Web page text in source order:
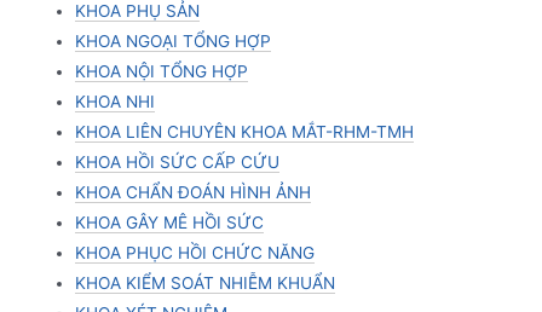
KHOA PHỤ SẢN
KHOA NGOẠI TỔNG HỢP
KHOA NỘI TỔNG HỢP
KHOA NHI
KHOA LIÊN CHUYÊN KHOA MẮT-RHM-TMH
KHOA HỒI SỨC CẤP CỨU
KHOA CHẨN ĐOÁN HÌNH ẢNH
KHOA GÂY MÊ HỒI SỨC
KHOA PHỤC HỒI CHỨC NĂNG
KHOA KIỂM SOÁT NHIỄM KHUẨN